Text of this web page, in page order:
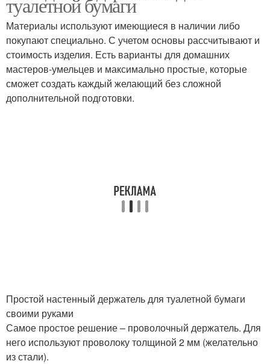
Руки из пластиковой
бутылки
Бумаги из пластиковых
бутылок
Подвесной держатель
держатель
Материалы используют имеющиеся в наличии либо
покупают специально. С учетом основы рассчитывают и
стоимость изделия. Есть варианты для домашних
мастеров-умельцев и максимально простые, которые
сможет создать каждый желающий без сложной
дополнительной подготовки.
Простой настенный держатель для туалетной бумаги
своими руками
Самое простое решение – проволочный держатель. Для
него используют проволоку толщиной 2 мм (желательно
из стали).